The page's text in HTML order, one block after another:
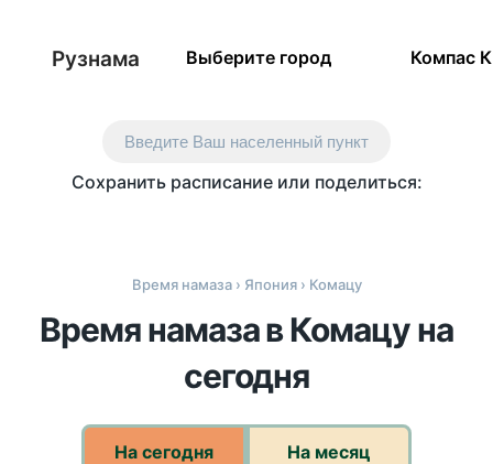
Рузнама Выберите город Компас
Введите Ваш населенный пункт
Сохранить расписание или поделиться:
Время намаза› Япония› Комацу
Время намаза в Комацу на
сегодня
На сегодня На месяц